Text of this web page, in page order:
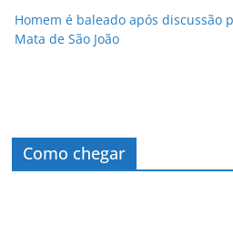
Homem é baleado após discussão
Mata de São João
Como chegar